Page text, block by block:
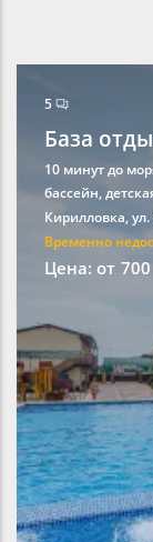
5
База
10 минут до
бассейн,
Кирилловка,
Временно
Цена: от 700